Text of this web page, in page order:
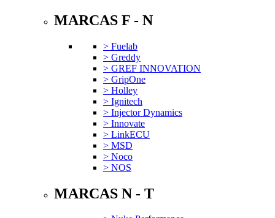
MARCAS F - N
> Fuelab
> Greddy
> GREF INNOVATION
> GripOne
> Holley
> Ignitech
> Injector Dynamics
> Innovate
> LinkECU
> MSD
> Noco
> NOS
MARCAS N - T